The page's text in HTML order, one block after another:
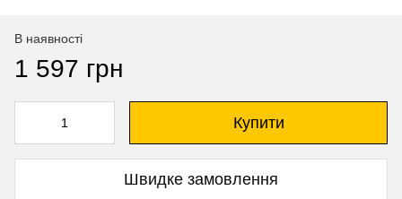
В наявності
1 597 грн
Купити
Швидке замовлення